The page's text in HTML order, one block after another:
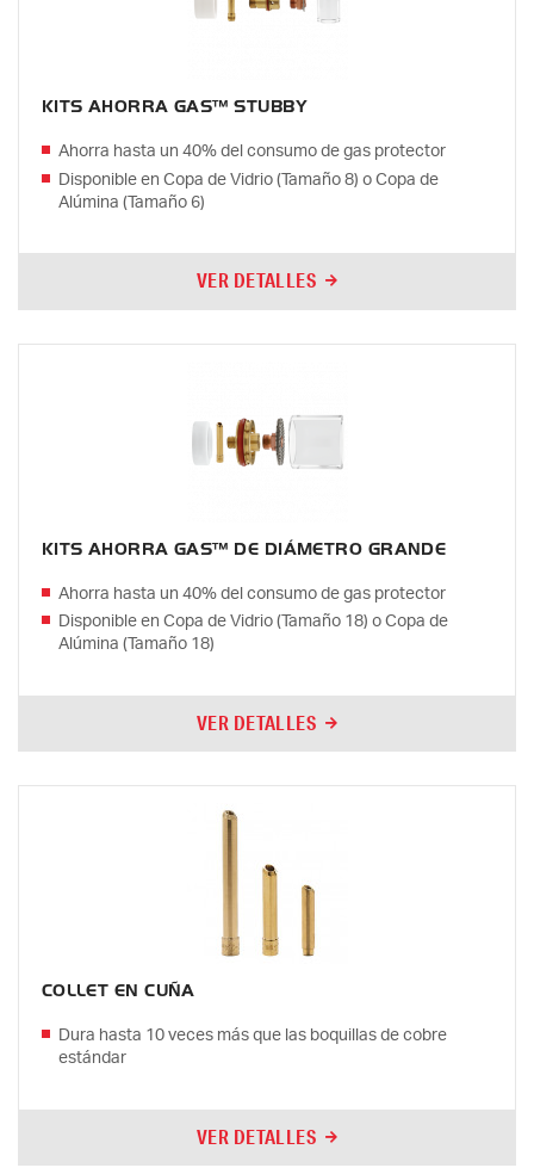
KITS AHORRA GAS™ STUBBY
Ahorra hasta un 40% del consumo de gas protector
Disponible en Copa de Vidrio (Tamaño 8) o Copa de
Alúmina (Tamaño 6)
VER DETALLES
KITS AHORRA GAS™ DE DIÁMETRO GRANDE
Ahorra hasta un 40% del consumo de gas protector
Disponible en Copa de Vidrio (Tamaño 18) o Copa de
Alúmina (Tamaño 18)
VER DETALLES
COLLET EN CUÑA
Dura hasta 10 veces más que las boquillas de cobre
estándar
VER DETALLES